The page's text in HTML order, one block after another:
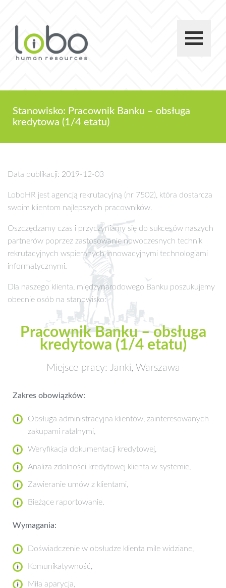
Stanowisko: Pracownik Banku – obsługa
kredytowa (1/4 etatu)
Data publikacji: 2019-12-03
LoboHR jest agencją rekrutacyjną (nr 7502), która dostarcza
swoim klientom najlepszych pracowników.
Oszczędzamy czas i przyczyniamy się do sukcesów naszych
partnerów poprzez zastosowanie nowoczesnych technik
rekrutacyjnych wspieranych innowacyjnymi technologiami
informatycznymi.
Dla naszego klienta, międzynarodowego Banku poszukujemy
obecnie osób na stanowisko:
Pracownik Banku – obsługa
kredytowa (1/4 etatu)
Miejsce pracy: Janki, Warszawa
Zakres obowiązków:
Obsługa administracyjna klientów, zainteresowanych
zakupami ratalnymi,
Weryfikacja dokumentacji kredytowej,
Analiza zdolności kredytowej klienta w systemie,
Zawieranie umów z klientami,
Bieżące raportowanie.
Wymagania:
Doświadczenie w obsłudze klienta mile widziane,
Komunikatywność,
Miła aparycja,